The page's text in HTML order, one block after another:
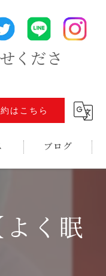
くださ
はこちら
ブログ
く眠